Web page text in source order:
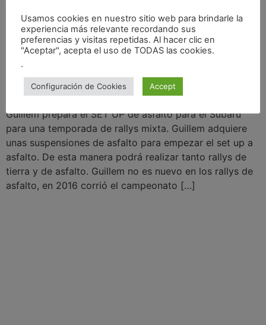
Guillem prepara el SET UP de asfalto para el Subaru
para una temporada de rallys mixta. Guillem adquiere
unas suspensiones de asfalto para empezar el set up a
asfalto. De esta manera podrá realizar tanto rallys de
tierra y de asfalto. Guillem no es nuevo en los rallys de
asfalto, en 2016 corrió el campeonato […]
Usamos cookies en nuestro sitio web para brindarle la
experiencia más relevante recordando sus
preferencias y visitas repetidas. Al hacer clic en
"Aceptar", acepta el uso de TODAS las cookies.
.
Configuración de Cookies Accept